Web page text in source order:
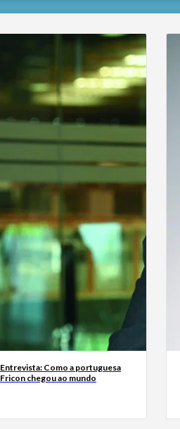
Entrevista: Como a portuguesa
Fricon chegou ao mundo